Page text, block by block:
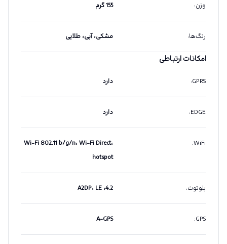
وزن: 155 گرم
رنگ‌ها: مشکی، آبی، طلایی
امکانات ارتباطی
GPRS
: دارد
EDGE
: دارد
WiFi
:
Wi-Fi 802.11 b/g/n، Wi-Fi Direct،
hotspot
بلوتوث: 4.2، A2DP، LE
GPS
:
A-GPS